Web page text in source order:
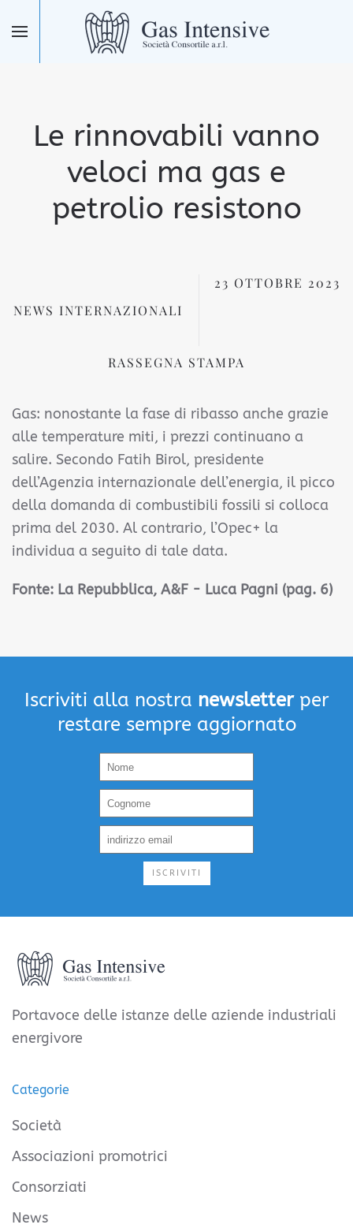
Skip to main content
Le rinnovabili vanno
veloci ma gas e
petrolio resistono
NEWS INTERNAZIONALI
23 OTTOBRE 2023
RASSEGNA STAMPA
Gas: nonostante la fase di ribasso anche grazie
alle temperature miti, i prezzi continuano a
salire. Secondo Fatih Birol, presidente
dell’Agenzia internazionale dell’energia, il picco
della domanda di combustibili fossili si colloca
prima del 2030. Al contrario, l’Opec+ la
individua a seguito di tale data.
Fonte: La Repubblica, A&F - Luca Pagni (pag. 6)
Iscriviti alla nostra newsletterper
restare sempre aggiornato
ISCRIVITI
Portavoce delle istanze delle aziende industriali
energivore
Categorie
Società
Associazioni promotrici
Consorziati
News